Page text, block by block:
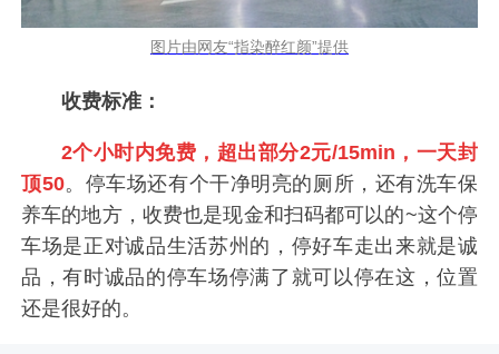
图片由网友“指染醉红颜”提供
收费标准：
2个小时内免费，超出部分2元/15min，一天封
顶50。停车场还有个干净明亮的厕所，还有洗车保
养车的地方，收费也是现金和扫码都可以的~这个停
车场是正对诚品生活苏州的，停好车走出来就是诚
品，有时诚品的停车场停满了就可以停在这，位置
还是很好的。